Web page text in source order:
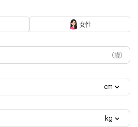
女性
（歲）
cm
kg